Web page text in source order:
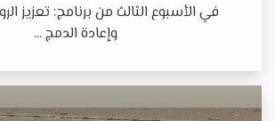
في الأسبوع الثالث من برنامج: تعزيز
وإعادة الدمج ...